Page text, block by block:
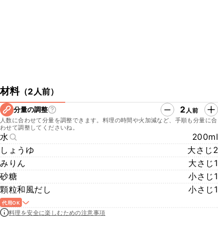
材料（2人前）
分量の調整 2 人前
人数に合わせて分量を調整できます。料理の時間や火加減など、手順も分量に合
わせて調整してくださいね。
水
200ml
しょうゆ
大さじ2
みりん
大さじ1
砂糖
小さじ1
顆粒和風だし
小さじ1
代用OK
料理を安全に楽しむための注意事項